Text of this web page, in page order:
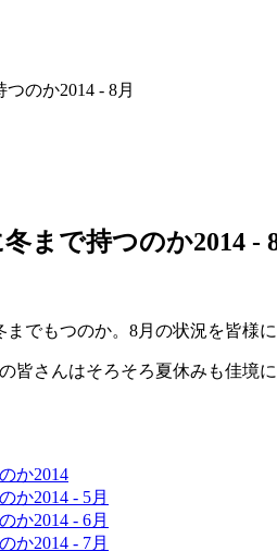
のか2014 - 8月
まで持つのか2014 -
でもつのか。8月の状況を皆様
皆さんはそろそろ夏休みも佳境
か2014
か2014 - 5月
か2014 - 6月
か2014 - 7月